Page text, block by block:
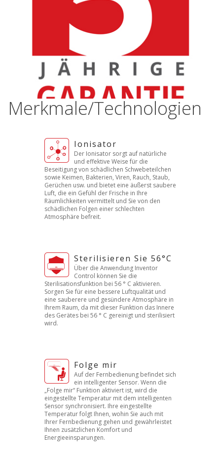
Merkmale/Technologien
Ionisator
Der Ionisator sorgt auf natürliche
und effektive Weise für die
Beseitigung von schädlichen Schwebeteilchen
sowie Keimen, Bakterien, Viren, Rauch, Staub,
Gerüchen usw. und bietet eine äußerst saubere
Luft, die ein Gefühl der Frische in Ihre
Räumlichkeiten vermittelt und Sie von den
schädlichen Folgen einer schlechten
Atmosphäre befreit.
Sterilisieren Sie 56°C
Über die Anwendung Inventor
Control können Sie die
Sterilisationsfunktion bei 56 ° C aktivieren.
Sorgen Sie für eine bessere Luftqualität und
eine sauberere und gesündere Atmosphäre in
Ihrem Raum, da mit dieser Funktion das Innere
des Gerätes bei 56 ° C gereinigt und sterilisiert
wird.
Folge mir
Auf der Fernbedienung befindet sich
ein intelligenter Sensor. Wenn die
„Folge mir“ Funktion aktiviert ist, wird die
eingestellte Temperatur mit dem intelligenten
Sensor synchronisiert. Ihre eingestellte
Temperatur folgt Ihnen, wohin Sie auch mit
Ihrer Fernbedienung gehen und gewährleistet
Ihnen zusätzlichen Komfort und
Energieeinsparungen.